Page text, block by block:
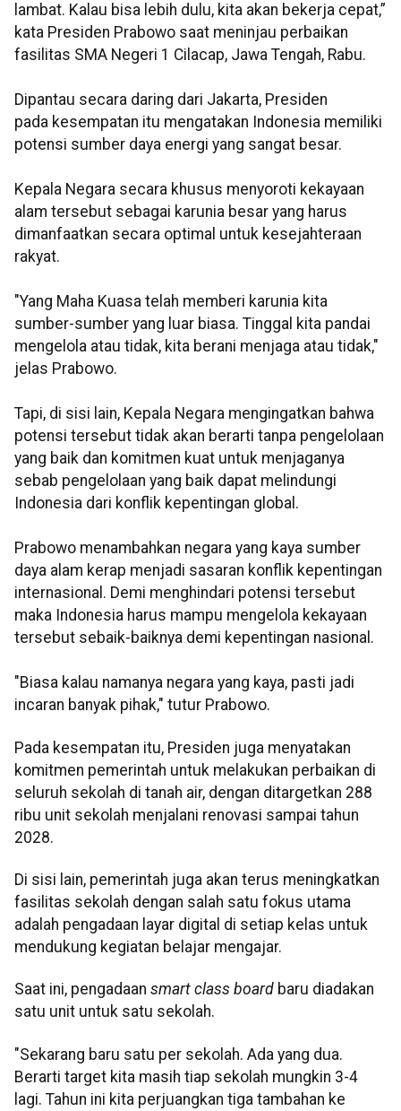
lambat. Kalau bisa lebih dulu, kita akan bekerja cepat,”
kata Presiden Prabowo saat meninjau perbaikan
fasilitas SMA Negeri 1 Cilacap, Jawa Tengah, Rabu.
Dipantau secara daring dari Jakarta, Presiden
pada kesempatan itu mengatakan Indonesia memiliki
potensi sumber daya energi yang sangat besar.
Kepala Negara secara khusus menyoroti kekayaan
alam tersebut sebagai karunia besar yang harus
dimanfaatkan secara optimal untuk kesejahteraan
rakyat.
"Yang Maha Kuasa telah memberi karunia kita
sumber-sumber yang luar biasa. Tinggal kita pandai
mengelola atau tidak, kita berani menjaga atau tidak,"
jelas Prabowo.
Tapi, di sisi lain, Kepala Negara mengingatkan bahwa
potensi tersebut tidak akan berarti tanpa pengelolaan
yang baik dan komitmen kuat untuk menjaganya
sebab pengelolaan yang baik dapat melindungi
Indonesia dari konflik kepentingan global.
Prabowo menambahkan negara yang kaya sumber
daya alam kerap menjadi sasaran konflik kepentingan
internasional. Demi menghindari potensi tersebut
maka Indonesia harus mampu mengelola kekayaan
tersebut sebaik-baiknya demi kepentingan nasional.
"Biasa kalau namanya negara yang kaya, pasti jadi
incaran banyak pihak," tutur Prabowo.
Pada kesempatan itu, Presiden juga menyatakan
komitmen pemerintah untuk melakukan perbaikan di
seluruh sekolah di tanah air, dengan ditargetkan 288
ribu unit sekolah menjalani renovasi sampai tahun
2028.
Di sisi lain, pemerintah juga akan terus meningkatkan
fasilitas sekolah dengan salah satu fokus utama
adalah pengadaan layar digital di setiap kelas untuk
mendukung kegiatan belajar mengajar.
Saat ini, pengadaan smart class board baru diadakan
satu unit untuk satu sekolah.
"Sekarang baru satu per sekolah. Ada yang dua.
Berarti target kita masih tiap sekolah mungkin 3-4
lagi. Tahun ini kita perjuangkan tiga tambahan ke